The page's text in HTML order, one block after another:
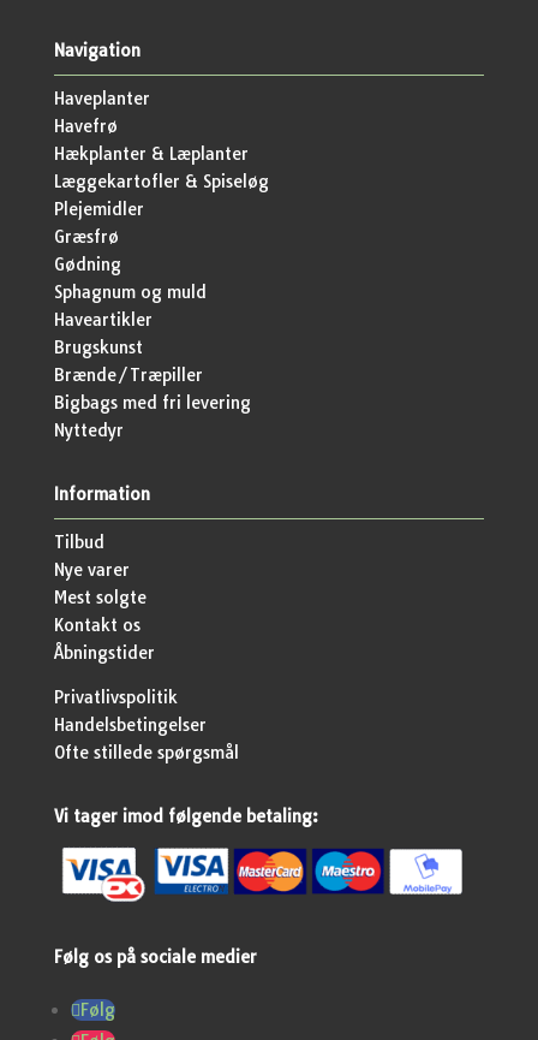
Navigation
Haveplanter
Havefrø
Hækplanter & Læplanter
Læggekartofler & Spiseløg
Plejemidler
Græsfrø
Gødning
Sphagnum og muld
Haveartikler
Brugskunst
Brænde/Træpiller
Bigbags med fri levering
Nyttedyr
Information
Tilbud
Nye varer
Mest solgte
Kontakt os
Åbningstider
Privatlivspolitik
Handelsbetingelser
Ofte stillede spørgsmål
Vi tager imod følgende betaling:
Følg os på sociale medier
Følg